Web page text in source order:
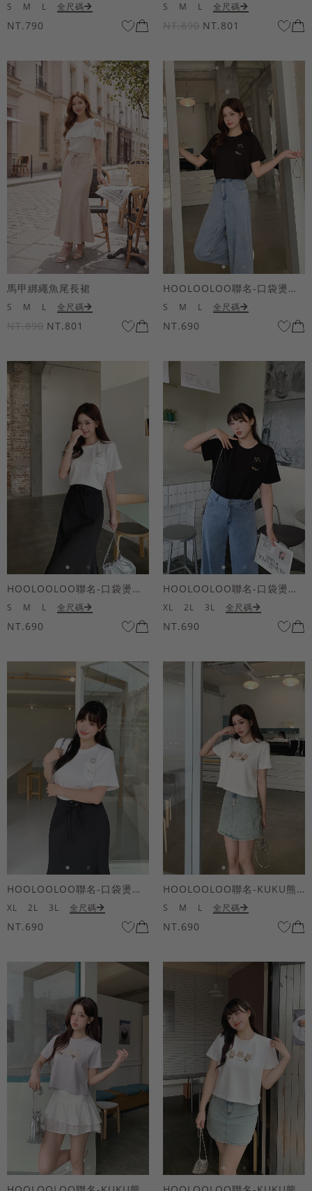
S M L 全尺碼
NT.790
S M L 全尺碼
NT.890 NT.801
馬甲綁繩魚尾長裙
S M L 全尺碼
NT.890 NT.801
HOOLOOLOO聯名-口袋燙金KUKU熊短袖上衣
S M L 全尺碼
NT.690
HOOLOOLOO聯名-口袋燙金KUKU熊短袖上衣
S M L 全尺碼
NT.690
HOOLOOLOO聯名-口袋燙金KUKU熊短袖上衣
XL 2L 3L 全尺碼
NT.690
HOOLOOLOO聯名-口袋燙金KUKU熊短袖上衣
XL 2L 3L 全尺碼
NT.690
HOOLOOLOO聯名-KUKU熊蝴蝶結短袖上衣
S M L 全尺碼
NT.690